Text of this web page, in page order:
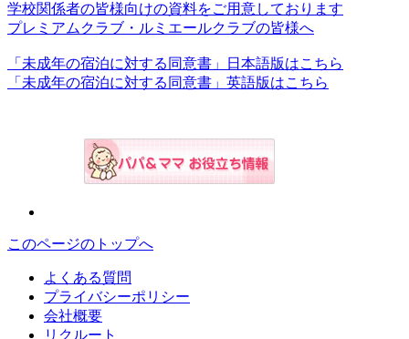
学校関係者の皆様向けの資料をご用意しております
プレミアムクラブ・ルミエールクラブの皆様へ
「未成年の宿泊に対する同意書」日本語版はこちら
「未成年の宿泊に対する同意書」英語版はこちら
このページのトップへ
よくある質問
プライバシーポリシー
会社概要
リクルート